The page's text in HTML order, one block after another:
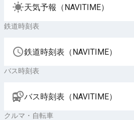
天気予報（NAVITIME）
鉄道時刻表
鉄道時刻表（NAVITIME）
バス時刻表
バス時刻表（NAVITIME）
クルマ・自転車